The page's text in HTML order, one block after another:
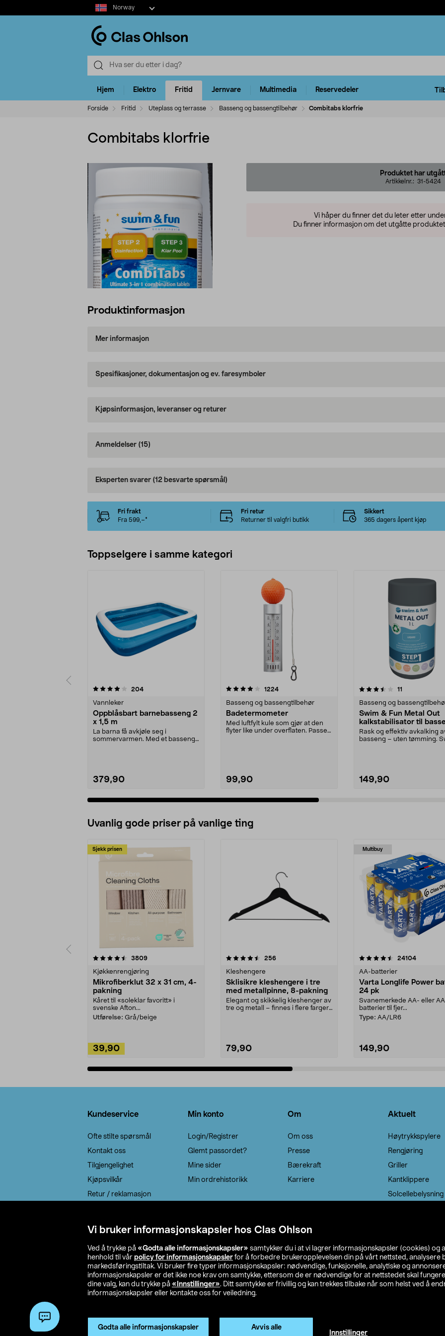
Vi bruker informasjonskapsler hos Clas Ohlson
Ved å trykke på «Godta alle informasjonskapsler» samtykker du i at vi lagrer informasjonskapsler (cookies) og
henhold til vår policy for informasjonskapsler for å forbedre brukeropplevelsen din på vårt nettsted, analysere
markedsføringstiltak. Vi bruker fire typer informasjonskapsler: nødvendige, funksjonelle, analytiske og
informasjonskapsler er det ikke noe krav om samtykke, ettersom de er nødvendige for at nettstedet skal
dine valg, kan du trykke på «Innstillinger». Ditt samtykke er frivillig og kan trekkes tilbake når som helst ved å
informasjonskapsler eller kontakte oss for veiledning.
Godta alle informasjonskapsler Avvis alle
Innstillinger
Select
market
Norway
Hjem Elektro Fritid Jernvare Multimedia Reservedeler
Forside Fritid Uteplass og terrasse Basseng og bassengtilbehør Combitabs klorfrie
Combitabs klorfrie
Produktet har
Artikkelnr.: 31-5424
Vi håper du finner det du leter etter
Du finner informasjon om det utgåtte
Produktinformasjon
Mer informasjon
Spesifikasjoner, dokumentasjon og ev. faresymboler
Kjøpsinformasjon, leveranser og returer
Anmeldelser (15)
Eksperten svarer (12 besvarte spørsmål)
Fri frakt
Fra 599,–*
Fri retur
Returner til valgfri butikk
Sikkert
365 dagers åpent kjøp
Toppselgere i samme kategori
204anmeldelser
Vannleker
Oppblåsbart barnebasseng 2
x 1,5 m
La barna få avkjøle seg i
sommervarmen. Med et basseng i
379,90
4.0 av 5 stjerner 1224anmeldelser
Basseng og bassengtilbehør
Badetermometer
Med luftfylt kule som gjør at den
flyter like under overflaten. Passer
99,90
3.5 av 5 stjerner 11
Basseng og
Swim & Fun Metal Out
kalkstabilisator til
Rask og effektiv avkalking
basseng – uten tømming.
149,90
5.0 av 5 stjerner
Uvanlig gode priser på vanlige ting
Sjekk prisen
3809anmeldelser
Kjøkkenrengjøring
Mikrofiberklut 32 x 31 cm, 4-
pakning
Kåret til «soleklar favoritt» i
svenske Afton...
Utførelse: Grå/beige
39,90
4.5av 5 stjerner 256anmeldelser
Kleshengere
Sklisikre kleshengere i tre
med metallpinne, 8-pakning
Elegant og skikkelig kleshenger av
tre og metall – finnes i flere farger.
79,90
Multibuy
4.5av 5 stjerner 24104
AA-batterier
Varta Longlife Power
24 pk
Svanemerkede AA- eller
batterier til fjer...
Type: AA/LR6
149,90
4.5av 5 stjerner
Kundeservice
Ofte stilte spørsmål
Kontakt oss
Tilgjengelighet
Kjøpsvilkår
Retur / reklamasjon
Min konto
Login/Registrer
Glemt passordet?
Mine sider
Min ordrehistorikk
Om
Om oss
Presse
Bærekraft
Karriere
Aktuelt
Høytrykkspylere
Rengjøring
Griller
Kantklippere
Solcellebelysning